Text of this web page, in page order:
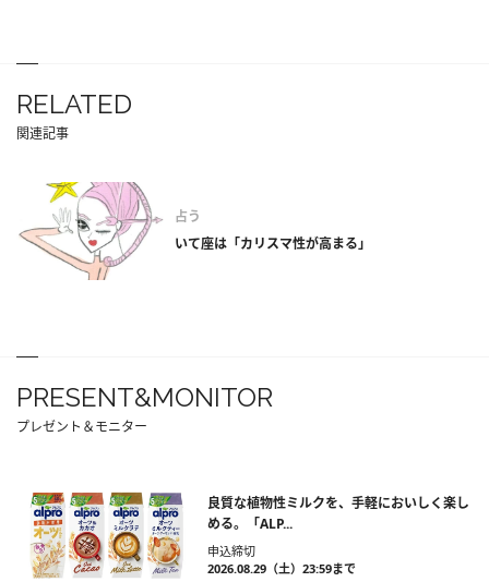
RELATED
関連記事
占う
いて座は「カリスマ性が高まる」
PRESENT&MONITOR
プレゼント＆モニター
良質な植物性ミルクを、手軽においしく楽し
める。「ALP...
申込締切
2026.08.29（土）23:59まで